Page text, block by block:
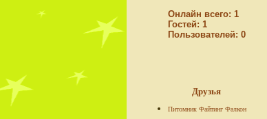
Онлайн всего: 1
Гостей: 1
Пользователей: 0
Друзья
Питомник Файтинг Фалкон